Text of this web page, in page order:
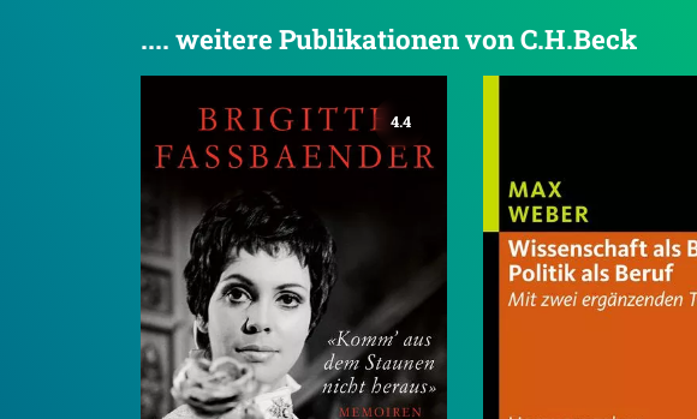
.... weitere Publikationen von C.H.Beck
4.4